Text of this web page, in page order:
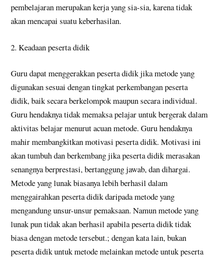
pembelajaran merupakan kerja yang sia-sia, karena tidak
akan mencapai suatu keberhasilan.
2. Keadaan peserta didik
Guru dapat menggerakkan peserta didik jika metode yang
digunakan sesuai dengan tingkat perkembangan peserta
didik, baik secara berkelompok maupun secara individual.
Guru hendaknya tidak memaksa pelajar untuk bergerak dalam
aktivitas belajar menurut acuan metode. Guru hendaknya
mahir membangkitkan motivasi peserta didik. Motivasi ini
akan tumbuh dan berkembang jika peserta didik merasakan
senangnya berprestasi, bertanggung jawab, dan dihargai.
Metode yang lunak biasanya lebih berhasil dalam
menggairahkan peserta didik daripada metode yang
mengandung unsur-unsur pemaksaan. Namun metode yang
lunak pun tidak akan berhasil apabila peserta didik tidak
biasa dengan metode tersebut.; dengan kata lain, bukan
peserta didik untuk metode melainkan metode untuk peserta